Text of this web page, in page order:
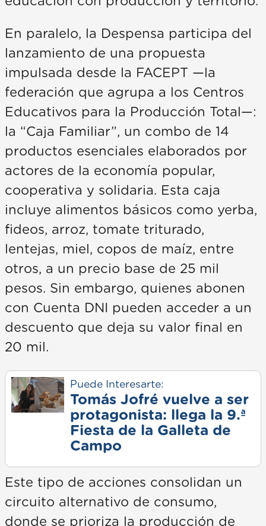
En paralelo, la Despensa participa del
lanzamiento de una propuesta
impulsada desde la FACEPT —la
federación que agrupa a los Centros
Educativos para la Producción Total—:
la “Caja Familiar”, un combo de 14
productos esenciales elaborados por
actores de la economía popular,
cooperativa y solidaria. Esta caja
incluye alimentos básicos como yerba,
fideos, arroz, tomate triturado,
lentejas, miel, copos de maíz, entre
otros, a un precio base de 25 mil
pesos. Sin embargo, quienes abonen
con Cuenta DNI pueden acceder a un
descuento que deja su valor final en
20 mil.
Puede Interesarte:
Tomás Jofré vuelve a ser
protagonista: llega la 9.ª
Fiesta de la Galleta de
Campo
Este tipo de acciones consolidan un
circuito alternativo de consumo,
donde se prioriza la producción de